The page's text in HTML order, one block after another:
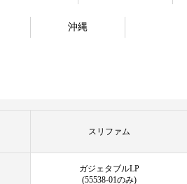
沖縄
スリファム
ガジェタブルLP
(55538-01のみ)